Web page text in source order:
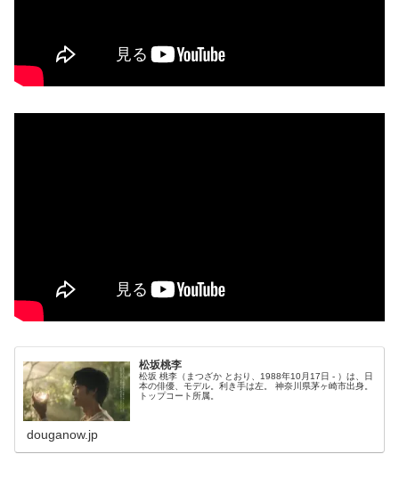
松坂桃李
松坂 桃李（まつざか とおり、1988年10月17日 - ）は、日
本の俳優、モデル。利き手は左。 神奈川県茅ヶ崎市出身。
トップコート所属。
douganow.jp